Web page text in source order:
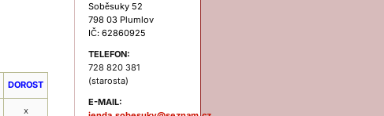
Soběsuky 52
798 03 Plumlov
IČ: 62860925
TELEFON:
728 820 381
(starosta)
E-MAIL:
DOROST
x